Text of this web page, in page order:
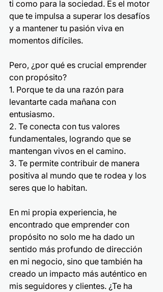
ti como para la sociedad. Es el motor
que te impulsa a superar los desafíos
y a mantener tu pasión viva en
momentos difíciles.
Pero, ¿por qué es crucial emprender
con propósito?
1. Porque te da una razón para
levantarte cada mañana con
entusiasmo.
2. Te conecta con tus valores
fundamentales, logrando que se
mantengan vivos en el camino.
3. Te permite contribuir de manera
positiva al mundo que te rodea y los
seres que lo habitan.
En mi propia experiencia, he
encontrado que emprender con
propósito no solo me ha dado un
sentido más profundo de dirección
en mi negocio, sino que también ha
creado un impacto más auténtico en
mis seguidores y clientes. ¿Te ha